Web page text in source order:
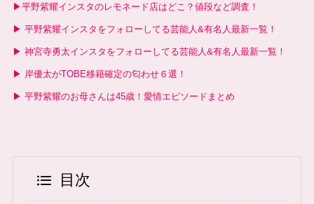
▶︎平野紫耀インスタのレモネード店はどこ？値段など調査！
▶︎ 平野紫耀インスタをフォローしてる芸能人&有名人最新一覧！
▶︎ 神宮寺勇太インスタをフォローしてる芸能人&有名人最新一覧！
▶︎ 岸優太がTOBE移籍確定の匂わせ６選！
▶︎ 平野紫耀のお母さんは45歳！愛情エピソードまとめ
目次